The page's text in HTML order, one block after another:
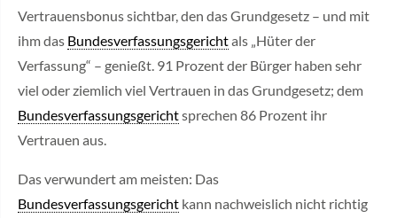
Vertrauensbonus sichtbar, den das Grundgesetz – und mit
ihm das Bundesverfassungsgerichtals „Hüter der
Verfassung“ – genießt. 91 Prozent der Bürger haben sehr
viel oder ziemlich viel Vertrauen in das Grundgesetz; dem
Bundesverfassungsgerichtsprechen 86 Prozent ihr
Vertrauen aus.
Das verwundert am meisten: Das
Bundesverfassungsgericht kann nachweislich nicht richtig